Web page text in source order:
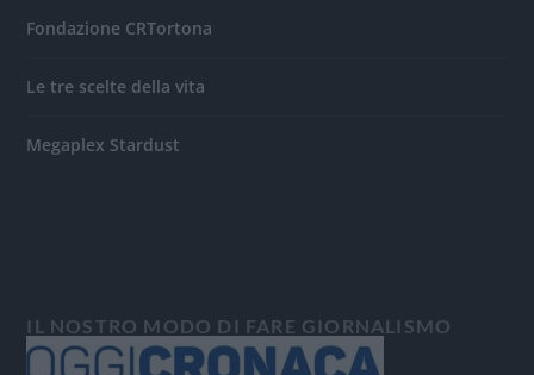
Fondazione CRTortona
Le tre scelte della vita
Megaplex Stardust
IL NOSTRO MODO DI FARE GIORNALISMO